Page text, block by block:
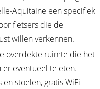
Aquitaine een specifiek
fietsers die de
willen verkennen.
overdekte ruimte die het
er eventueel te eten.
stoelen, gratis WiFi-